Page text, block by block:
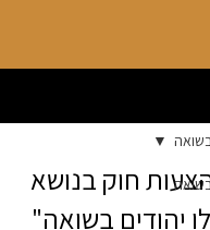
בשואה
בשואה
חוק בנושא
יהודים בשואה"